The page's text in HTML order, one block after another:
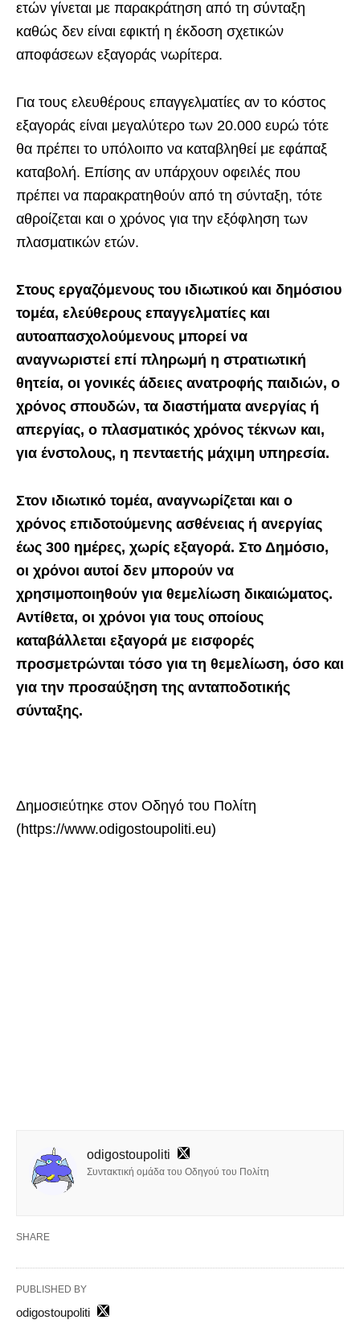
ετών γίνεται με παρακράτηση από τη σύνταξη
καθώς δεν είναι εφικτή η έκδοση σχετικών
αποφάσεων εξαγοράς νωρίτερα.
Για τους ελευθέρους επαγγελματίες αν το κόστος
εξαγοράς είναι μεγαλύτερο των 20.000 ευρώ τότε
θα πρέπει το υπόλοιπο να καταβληθεί με εφάπαξ
καταβολή. Επίσης αν υπάρχουν οφειλές που
πρέπει να παρακρατηθούν από τη σύνταξη, τότε
αθροίζεται και ο χρόνος για την εξόφληση των
πλασματικών ετών.
Στους εργαζόμενους του ιδιωτικού και δημόσιου
τομέα, ελεύθερους επαγγελματίες και
αυτοαπασχολούμενους μπορεί να
αναγνωριστεί επί πληρωμή η στρατιωτική
θητεία, οι γονικές άδειες ανατροφής παιδιών, ο
χρόνος σπουδών, τα διαστήματα ανεργίας ή
απεργίας, ο πλασματικός χρόνος τέκνων και,
για ένστολους, η πενταετής μάχιμη υπηρεσία.
Στον ιδιωτικό τομέα, αναγνωρίζεται και ο
χρόνος επιδοτούμενης ασθένειας ή ανεργίας
έως 300 ημέρες, χωρίς εξαγορά. Στο Δημόσιο,
οι χρόνοι αυτοί δεν μπορούν να
χρησιμοποιηθούν για θεμελίωση δικαιώματος.
Αντίθετα, οι χρόνοι για τους οποίους
καταβάλλεται εξαγορά με εισφορές
προσμετρώνται τόσο για τη θεμελίωση, όσο και
για την προσαύξηση της ανταποδοτικής
σύνταξης.
Δημοσιεύτηκε στον Οδηγό του Πολίτη
(https://www.odigostoupoliti.eu)
odigostoupoliti
Συντακτική ομάδα του Οδηγού του Πολίτη
SHARE
PUBLISHED BY
odigostoupoliti